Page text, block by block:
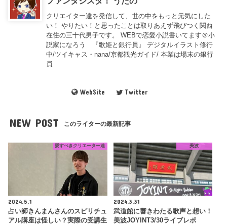
クリエイター達を発信して、世の中をもっと元気にした
い！ やりたい！と思ったことは取りあえず飛びつく関西
在住の三十代男子です。 WEBで恋愛小説書いてます＠小
説家になろう 『歌姫と銀行員』 デジタルイラスト修行
中/ツイキャス・nana/京都観光ガイド/ 本業は場末の銀行
員
WebSite Twitter
NEW POST このライターの最新記事
愛すべきクリエーター達
2024.5.1
占い師きんまんさんのスピリチュ
アル講座は怪しい？実際の受講生
美波
2024.3.31
武道館に響きわたる歌声と想い！
美波JOYINT3/30ライブレポ